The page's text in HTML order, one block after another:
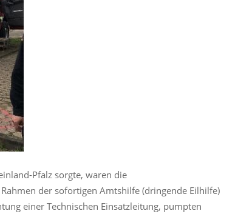
Pfalz sorgte, waren die
der sofortigen Amtshilfe (dringende Eilhilfe)
einer Technischen Einsatzleitung, pumpten